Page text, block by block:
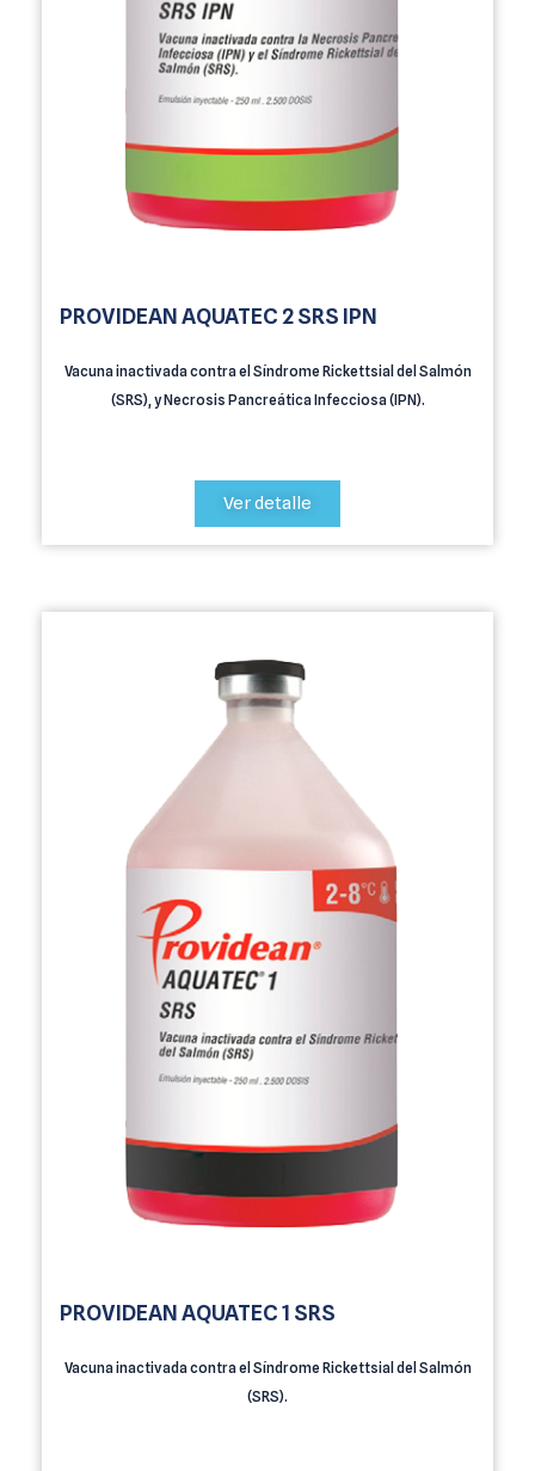
PROVIDEAN AQUATEC 2 SRS IPN
Vacuna inactivada contra el Síndrome Rickettsial del Salmón
(SRS), y Necrosis Pancreática Infecciosa (IPN).
Ver detalle
PROVIDEAN AQUATEC 1 SRS
Vacuna inactivada contra el Síndrome Rickettsial del Salmón
(SRS).